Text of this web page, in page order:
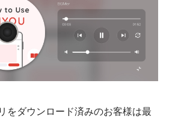
をダウンロード済みのお客様は最